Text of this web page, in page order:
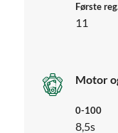
Første
11
Motor
0-100
8,5s